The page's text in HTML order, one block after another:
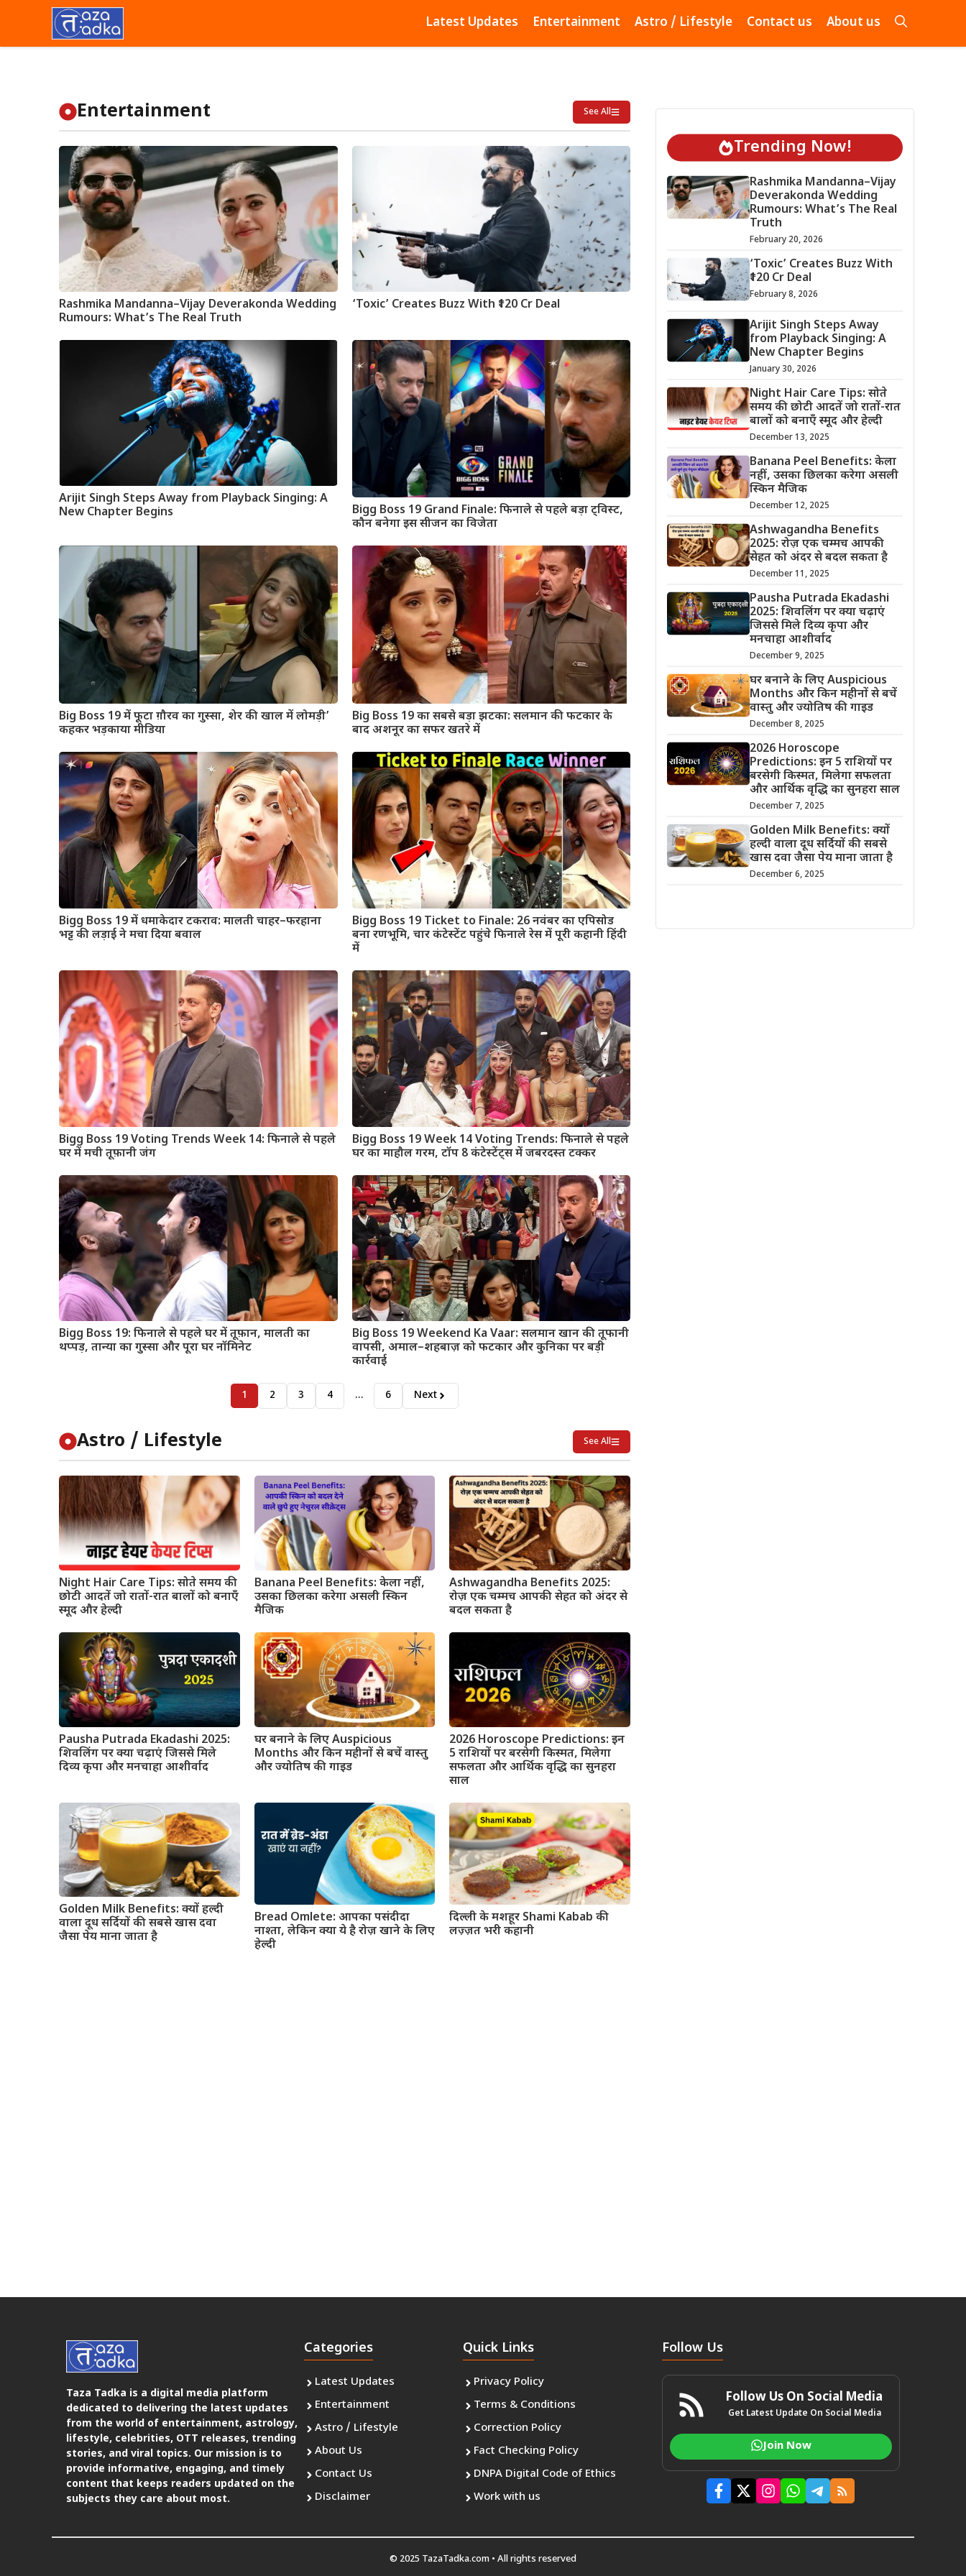
content
Latest Updates Entertainment Astro / Lifestyle Contact us About us
Entertainment See All
Rashmika Mandanna–Vijay Deverakonda Wedding
Rumours: What’s The Real Truth
‘Toxic’ Creates Buzz With ₹120 Cr Deal
Arijit Singh Steps Away from Playback Singing: A
New Chapter Begins
Bigg Boss 19 Grand Finale: फिनाले से पहले बड़ा ट्विस्ट,
कौन बनेगा इस सीजन का विजेता
Big Boss 19 में फूटा ग़ौरव का गुस्सा, शेर की खाल में लोमड़ी’
कहकर भड़काया मीडिया
Big Boss 19 का सबसे बड़ा झटका: सलमान की फटकार के
बाद अशनूर का सफर खतरे में
Bigg Boss 19 में धमाकेदार टकराव: मालती चाहर–फरहाना
भट्ट की लड़ाई ने मचा दिया बवाल
Bigg Boss 19 Ticket to Finale: 26 नवंबर का एपिसोड
बना रणभूमि, चार कंटेस्टेंट पहुंचे फिनाले रेस में पूरी कहानी हिंदी
में
Bigg Boss 19 Voting Trends Week 14: फिनाले से पहले
घर में मची तूफ़ानी जंग
Bigg Boss 19 Week 14 Voting Trends: फिनाले से पहले
घर का माहौल गरम, टॉप 8 कंटेस्टेंट्स में जबरदस्त टक्कर
Bigg Boss 19: फिनाले से पहले घर में तूफ़ान, मालती का
थप्पड़, तान्या का गुस्सा और पूरा घर नॉमिनेट
Big Boss 19 Weekend Ka Vaar: सलमान खान की तूफानी
वापसी, अमाल–शहबाज़ को फटकार और कुनिका पर बड़ी
कार्रवाई
1 2 3 4 … 6 Next
Astro / Lifestyle See All
Night Hair Care Tips: सोते समय की
छोटी आदतें जो रातों-रात बालों को बनाएँ
स्मूद और हेल्दी
Banana Peel Benefits: केला नहीं,
उसका छिलका करेगा असली स्किन
मैजिक
Ashwagandha Benefits 2025:
रोज़ एक चम्मच आपकी सेहत को अंदर से
बदल सकता है
Pausha Putrada Ekadashi 2025:
शिवलिंग पर क्या चढ़ाएं जिससे मिले
दिव्य कृपा और मनचाहा आशीर्वाद
घर बनाने के लिए Auspicious
Months और किन महीनों से बचें वास्तु
और ज्योतिष की गाइड
2026 Horoscope Predictions: इन
5 राशियों पर बरसेगी किस्मत, मिलेगा
सफलता और आर्थिक वृद्धि का सुनहरा
साल
Golden Milk Benefits: क्यों हल्दी
वाला दूध सर्दियों की सबसे खास दवा
जैसा पेय माना जाता है
Bread Omlete: आपका पसंदीदा
नाश्ता, लेकिन क्या ये है रोज़ खाने के लिए
हेल्दी
दिल्ली के मशहूर Shami Kabab की
लज़्ज़त भरी कहानी
Trending Now!
Rashmika Mandanna–Vijay
Deverakonda Wedding
Rumours: What’s The Real
Truth
February 20, 2026
‘Toxic’ Creates Buzz With
₹120 Cr Deal
February 8, 2026
Arijit Singh Steps Away
from Playback Singing: A
New Chapter Begins
January 30, 2026
Night Hair Care Tips: सोते
समय की छोटी आदतें जो रातों-रात
बालों को बनाएँ स्मूद और हेल्दी
December 13, 2025
Banana Peel Benefits: केला
नहीं, उसका छिलका करेगा असली
स्किन मैजिक
December 12, 2025
Ashwagandha Benefits
2025: रोज़ एक चम्मच आपकी
सेहत को अंदर से बदल सकता है
December 11, 2025
Pausha Putrada Ekadashi
2025: शिवलिंग पर क्या चढ़ाएं
जिससे मिले दिव्य कृपा और
मनचाहा आशीर्वाद
December 9, 2025
घर बनाने के लिए Auspicious
Months और किन महीनों से बचें
वास्तु और ज्योतिष की गाइड
December 8, 2025
2026 Horoscope
Predictions: इन 5 राशियों पर
बरसेगी किस्मत, मिलेगा सफलता
और आर्थिक वृद्धि का सुनहरा साल
December 7, 2025
Golden Milk Benefits: क्यों
हल्दी वाला दूध सर्दियों की सबसे
खास दवा जैसा पेय माना जाता है
December 6, 2025
Taza Tadka is a digital media platform
dedicated to delivering the latest updates
from the world of entertainment, astrology,
lifestyle, celebrities, OTT releases, trending
stories, and viral topics. Our mission is to
provide informative, engaging, and timely
content that keeps readers updated on the
subjects they care about most.
Categories
Latest Updates
Entertainment
Astro / Lifestyle
About Us
Contact Us
Disclaimer
Quick Links
Privacy Policy
Terms & Conditions
Correction Policy
Fact Checking Policy
DNPA Digital Code of Ethics
Work with us
Follow Us
Follow Us On Social Media
Get Latest Update On Social Media
Join Now
© 2025 TazaTadka.com • All rights reserved